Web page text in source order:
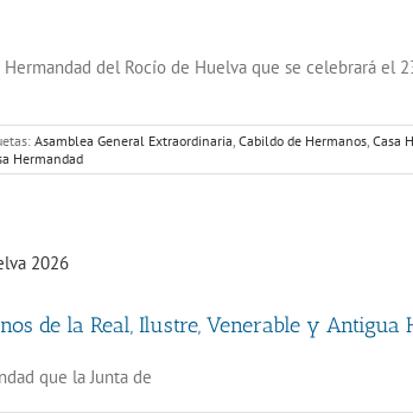
del Rocío de Huelva que se celebrará
Asamblea General Extraordinaria, Cabildo de Hermanos, Casa
Hermandad
de la Real, Ilustre, Venerable y Antigua
que la Junta de